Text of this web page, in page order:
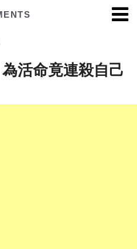
活命竟連殺自己